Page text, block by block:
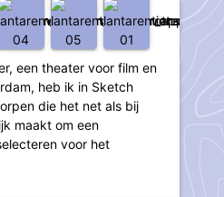
een theater voor film en
heb ik in Sketch
die het net als bij
maakt om een
voor het